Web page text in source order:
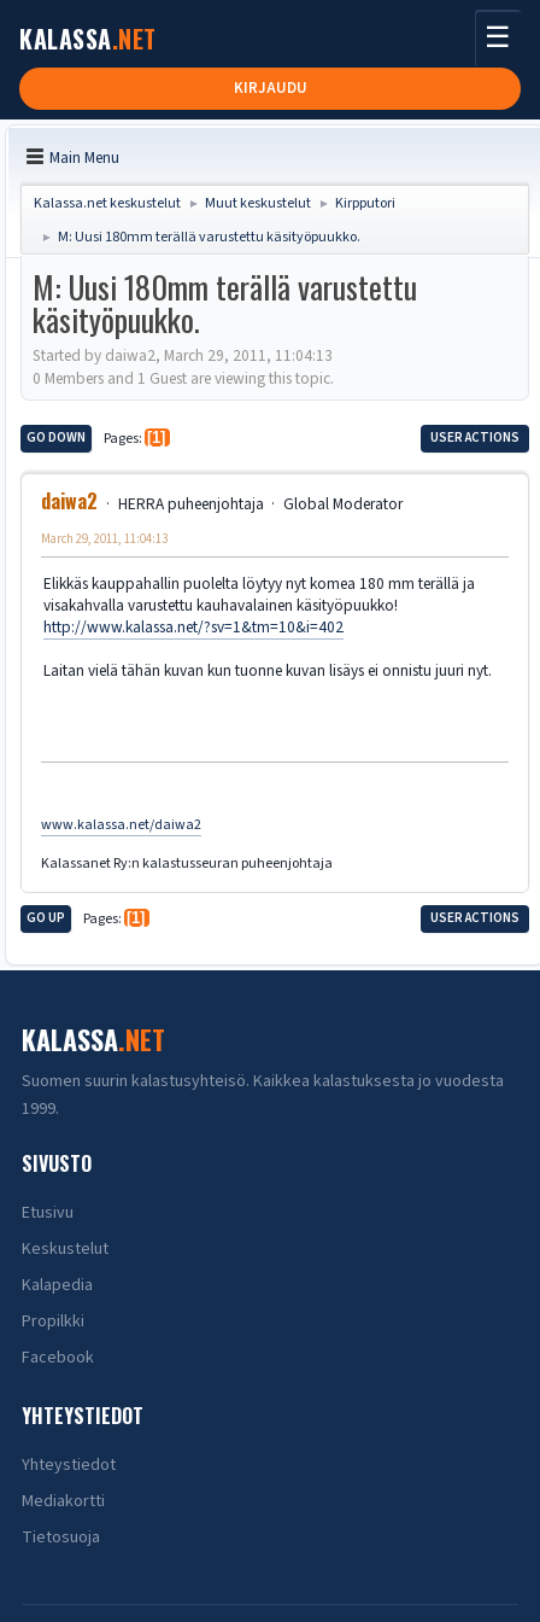
KALASSA.NET
KIRJAUDU
☰
Main Menu
Kalassa.net keskustelut ► Muut keskustelut ► Kirpputori
► M: Uusi 180mm terällä varustettu käsityöpuukko.
M: Uusi 180mm terällä varustettu
käsityöpuukko.
Started by daiwa2, March 29, 2011, 11:04:13
0 Members and 1 Guest are viewing this topic.
GO DOWN Pages 1 USER ACTIONS
daiwa2 HERRA puheenjohtaja Global Moderator
March 29, 2011, 11:04:13
Elikkäs kauppahallin puolelta löytyy nyt komea 180 mm terällä ja
visakahvalla varustettu kauhavalainen käsityöpuukko!
http://www.kalassa.net/?sv=1&tm=10&i=402
Laitan vielä tähän kuvan kun tuonne kuvan lisäys ei onnistu juuri nyt.
www.kalassa.net/daiwa2
Kalassanet Ry:n kalastusseuran puheenjohtaja
GO UP Pages 1 USER ACTIONS
KALASSA.NET
Suomen suurin kalastusyhteisö. Kaikkea kalastuksesta jo vuodesta
1999.
SIVUSTO
Etusivu
Keskustelut
Kalapedia
Propilkki
Facebook
YHTEYSTIEDOT
Yhteystiedot
Mediakortti
Tietosuoja